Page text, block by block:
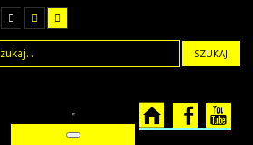
SZUKAJ